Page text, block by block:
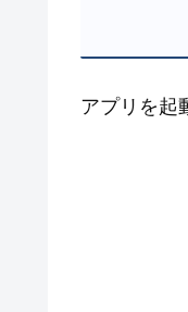
アプリを起